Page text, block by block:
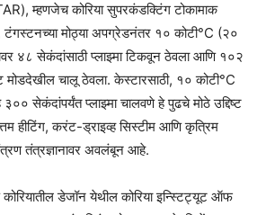
म्हणजेच कोरिया सुपरकंडक्टिंग टोकामाक
टंगस्टनच्या मोठ्या अपग्रेडनंतर १० कोटी°C (२०
४८ सेकंदांसाठी प्लाझ्मा टिकवून ठेवला आणि १०२
मोडदेखील चालू ठेवला. केस्टारसाठी, १० कोटी°C
सेकंदांपर्यंत प्लाझ्मा चालवणे हे पुढचे मोठे उद्दिष्ट
हीटिंग, करंट-ड्राइव्ह सिस्टीम आणि कृत्रिम
तंत्रज्ञानावर अवलंबून आहे.
डेजॉन येथील कोरिया इन्स्टिट्यूट ऑफ